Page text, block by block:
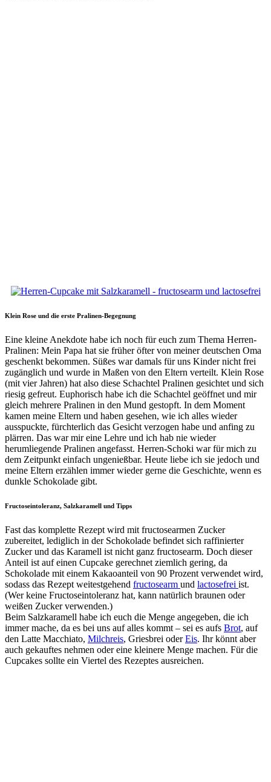
Klein Rose und die erste Pralinen-Begegnung
Eine kleine Anekdote habe ich noch für euch zum Thema Herren-
Pralinen: Mein Papa hat sie früher öfter von meiner deutschen Oma
geschenkt bekommen. Süßes war damals für uns Kinder nicht frei
zugänglich und wurde in Maßen von den Eltern verteilt. Klein Rose
(mit vier Jahren) hat also diese Schachtel Pralinen gesichtet und sich
riesig gefreut. Euphorisch habe ich die Schachtel geöffnet und mir
gleich mehrere Pralinen in den Mund gestopft. In dem Moment
kamen meine Eltern und haben gesehen, wie ich alles wieder
ausspuckte, fürchterlich das Gesicht verzogen habe und anfing zu
plärren. Das war mir eine Lehre und ich hab nie wieder
herumliegende Pralinen angefasst. Herren-Schoki war für mich zu
dem Zeitpunkt einfach ungenießbar. Heute liebe ich sie jedoch und
meine Eltern erzählen immer wieder gerne die Geschichte, wenn es
dunkle Schokolade gibt.
Fructoseintoleranz, Salzkaramell und Tipps
Fast das komplette Rezept wird mit fructosearmen Zucker
zubereitet, lediglich in der Schokolade befindet sich raffinierter
Zucker und das Karamell ist nicht ganz fructosearm. Doch dieser
Anteil ist auf einen Cupcake gerechnet ziemlich gering, da
Schokolade mit einem Kakaoanteil von 90 Prozent verwendet wird,
sodass das Rezept weitestgehend fructosearm und lactosefrei ist.
(Wer keine Fructoseintoleranz hat, kann natürlich braunen oder
weißen Zucker verwenden.)
Beim Salzkaramell habe ich euch die Menge angegeben, die ich
immer mache, da es bei uns auf alles kommt – sei es aufs Brot, auf
den Latte Macchiato, Milchreis, Griesbrei oderEis. Ihr könnt aber
auch gekauftes nehmen oder eine kleinere Menge machen. Für die
Cupcakes sollte ein Viertel des Rezeptes ausreichen.